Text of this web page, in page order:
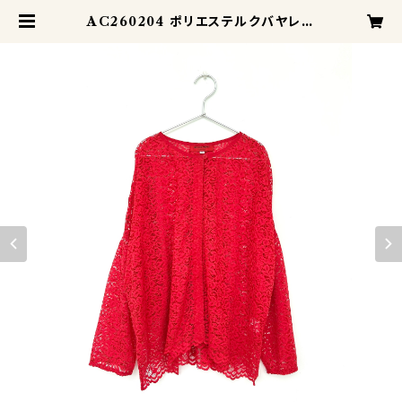
AC260204 ポリエステルクバヤレー